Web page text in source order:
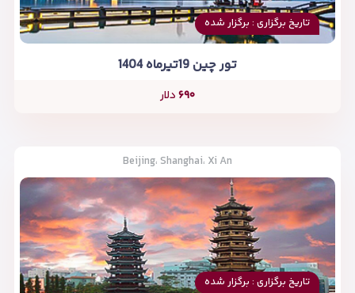
تاریخ برگزاری : برگزار شده
تور چین 19تیرماه 1404
۶۹۰دلار
Beijing، Shanghai، Xi An
تاریخ برگزاری : برگزار شده